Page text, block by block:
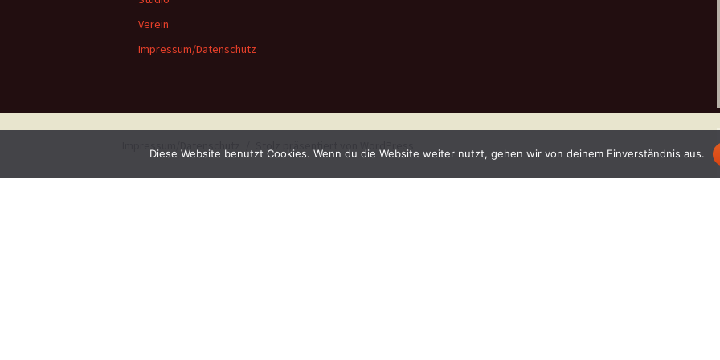
Verein
Impressum/Datenschutz
Diese Website benutzt Cookies. Wenn du die Website weiter nutzt, gehen wir von deinem Einverständnis aus.